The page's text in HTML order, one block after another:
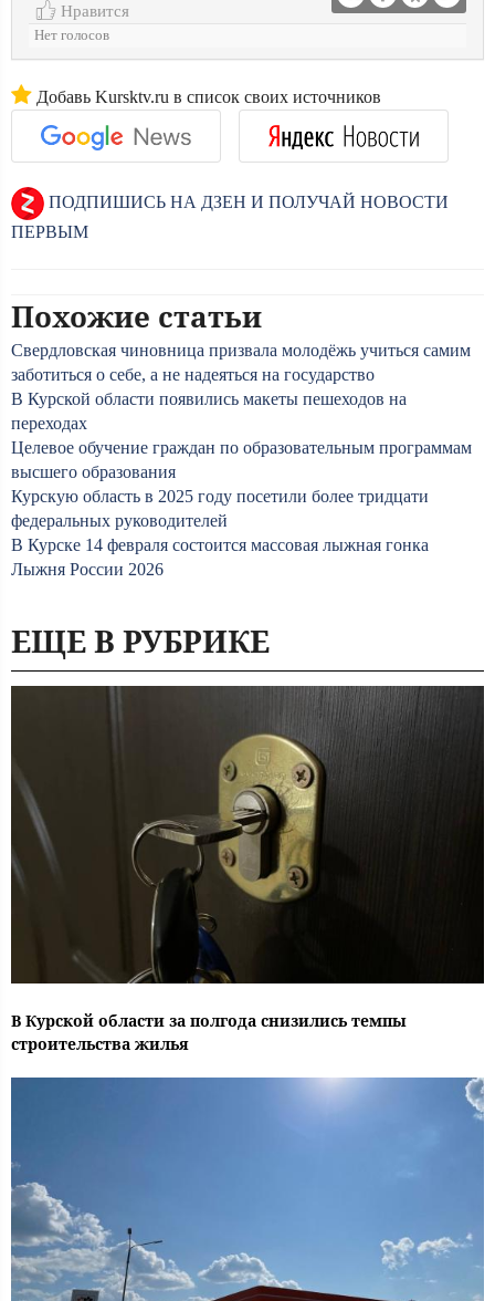
Нравится
Нет голосов
Добавь Kursktv.ru в список своих источников
ПОДПИШИСЬ НА ДЗЕН И ПОЛУЧАЙ НОВОСТИ
ПЕРВЫМ
Похожие статьи
Свердловская чиновница призвала молодёжь учиться самим
заботиться о себе, а не надеяться на государство
В Курской области появились макеты пешеходов на
переходах
Целевое обучение граждан по образовательным программам
высшего образования
Курскую область в 2025 году посетили более тридцати
федеральных руководителей
В Курске 14 февраля состоится массовая лыжная гонка
Лыжня России 2026
ЕЩЕ В РУБРИКЕ
В Курской области за полгода снизились темпы
строительства жилья